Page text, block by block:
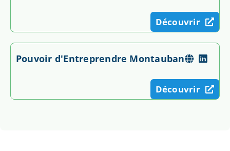
Découvrir
Pouvoir d'Entreprendre Montauban
Découvrir